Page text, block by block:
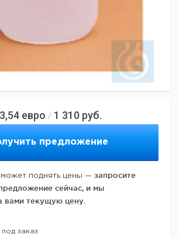
евро / 1 310 руб.
предложение
может поднять цены — запросите
сейчас, и мы
вами текущую цену.
заказ